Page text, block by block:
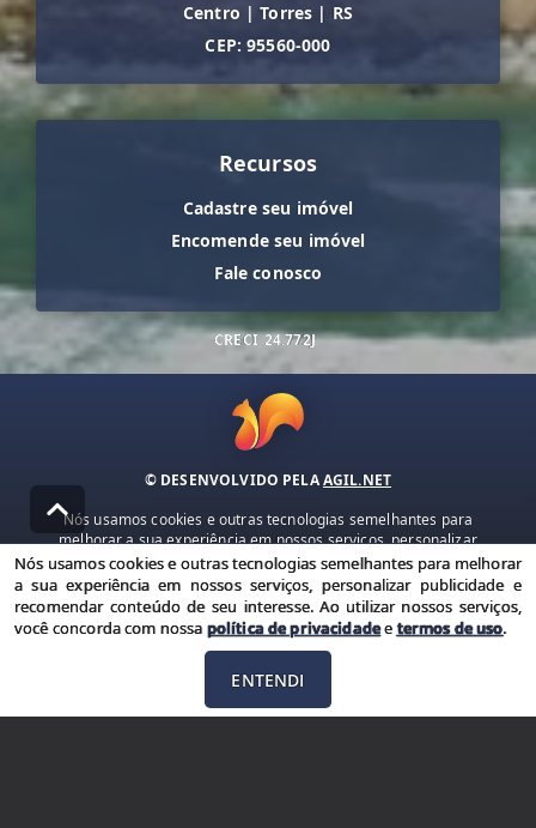
Centro | Torres | RS
CEP: 95560-000
Recursos
Cadastre seu imóvel
Encomende seu imóvel
Fale conosco
CRECI 24.772J
© DESENVOLVIDO PELAAGIL.NET
Nós usamos cookies e outras tecnologias semelhantes para
melhorar a sua experiência em nossos serviços, personalizar
publicidade e recomendar conteúdo de seu interesse. Ao utilizar
nossos serviços, você concorda com nossa política de privacidade e
termos de uso.
Política de Privacidade Termos de uso
Nós usamos cookies e outras tecnologias semelhantes para melhorar
a sua experiência em nossos serviços, personalizar publicidade e
recomendar conteúdo de seu interesse. Ao utilizar nossos serviços,
você concorda com nossa política de privacidadeetermos de uso.
ENTENDI